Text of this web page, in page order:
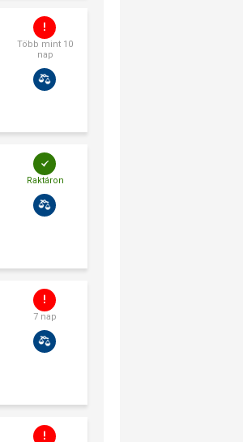
Több mint 10
nap
Raktáron
7 nap